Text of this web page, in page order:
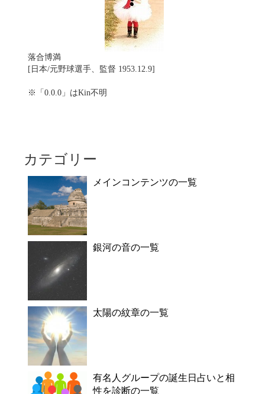
落合博満
[日本/元野球選手、監督 1953.12.9]
※「0.0.0」はKin不明
カテゴリー
メインコンテンツの一覧
銀河の音の一覧
太陽の紋章の一覧
有名人グループの誕生日占いと相
性を診断の一覧